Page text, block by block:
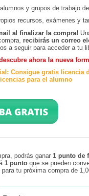
y grupos de trabajo
recursos, exámenes y
al finalizar la compra!
recibirás un correo
a seguir para acceder a tu
ahora la nueva
Consigue gratis licencia
para el alumno
podrás ganar1 punto de
1 punto que se pueden
tu próxima compra de